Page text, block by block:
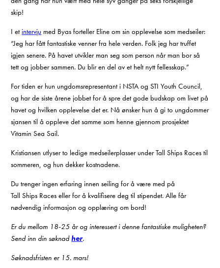
skip!
I et intervju med Byas forteller Eline om sin opplevelse som medseiler:
“Jeg har fått fantastiske venner fra hele verden. Folk jeg har truffet
igjen senere. På havet utvikler man seg som person når man bor så
tett og jobber sammen. Du blir en del av et helt nytt fellesskap.”
For tiden er hun ungdomsrepresentant i NSTA og STI Youth Council,
og har de siste årene jobbet for å spre det gode budskap om livet på
havet og hvilken opplevelse det er. Nå ønsker hun å gi to ungdommer
sjansen til å oppleve det samme som henne gjennom prosjektet
Vitamin Sea Sail.
Kristiansen utlyser to ledige medseilerplasser under Tall Ships Races til
sommeren, og hun dekker kostnadene.
Du trenger ingen erfaring innen seiling for å være med på
Tall Ships Races eller for å kvalifisere deg til stipendet. Alle får
nødvendig informasjon og opplæring om bord!
Er du mellom 18-25 år og interessert i denne fantastiske muligheten?
Send inn din søknad her.
Søknadsfristen er 15. mars!